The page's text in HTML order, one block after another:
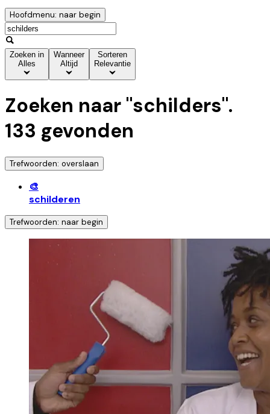
Hoofdmenu: naar begin
Zoeken in
Alles
Wanneer
Altijd
Sorteren
Relevantie
Zoeken naar "schilders".
133 gevonden
Trefwoorden: overslaan
🎨
schilderen
Trefwoorden: naar begin